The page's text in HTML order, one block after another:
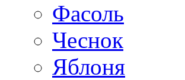
Фасоль
Чеснок
Яблоня